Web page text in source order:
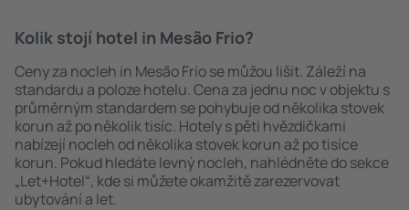
Kolik stojí hotel in Mesão Frio?
Ceny za nocleh in Mesão Frio se můžou lišit. Záleží na
standardu a poloze hotelu. Cena za jednu noc v objektu s
průměrným standardem se pohybuje od několika stovek
korun až po několik tisíc. Hotely s pěti hvězdičkami
nabízejí nocleh od několika stovek korun až po tisíce
korun. Pokud hledáte levný nocleh, nahlédněte do sekce
„Let+Hotel“, kde si můžete okamžitě zarezervovat
ubytování a let.